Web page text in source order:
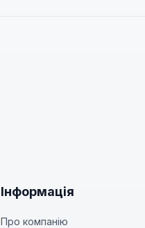
Інформація
Про компанію